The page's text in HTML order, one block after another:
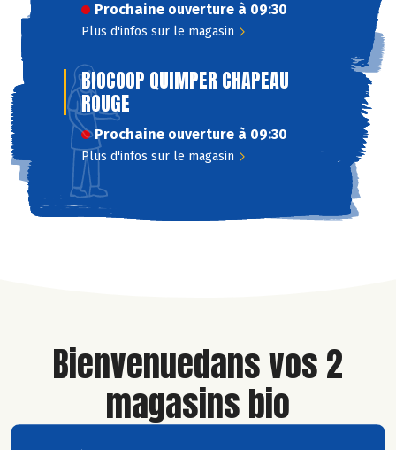
Prochaine ouverture à 09:30
Plus d'infos sur le magasin
BIOCOOP QUIMPER CHAPEAU
ROUGE
Prochaine ouverture à 09:30
Plus d'infos sur le magasin
Bienvenuedans vos 2
magasins bio